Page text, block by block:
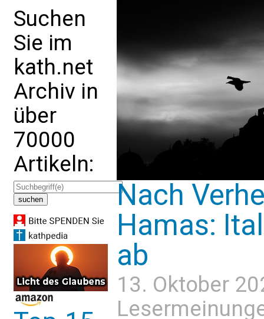
Suchen
Sie im
kath.net
Archiv in
über
70000
Artikeln:
Nach
Hamas:
ab
13. Oktober